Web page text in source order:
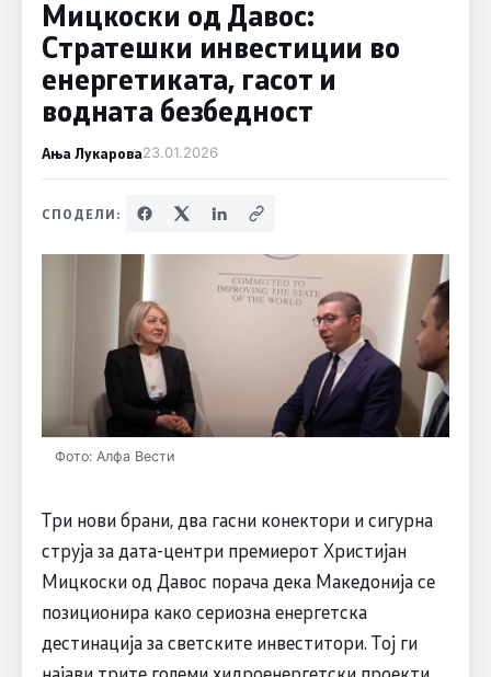
Мицкоски од Давос:
Стратешки инвестиции во
енергетиката, гасот и
водната безбедност
Ања Лукарова23.01.2026
СПОДЕЛИ:
Фото: Алфа Вести
Три нови брани, два гасни конектори и сигурна
струја за дата-центри премиерот Христијан
Мицкоски од Давос порача дека Македонија се
позиционира како сериозна енергетска
дестинација за светските инвеститори. Тој ги